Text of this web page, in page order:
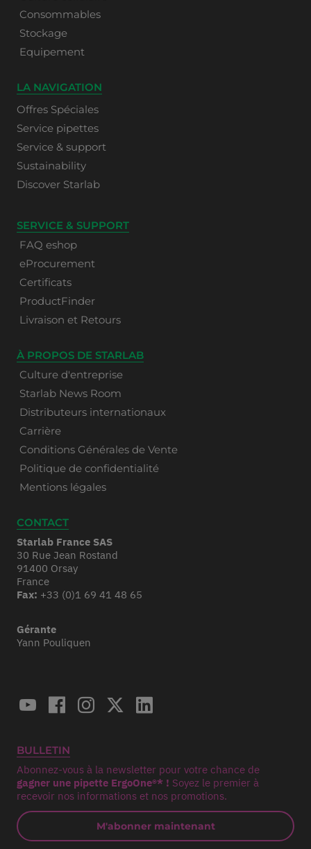
Consommables
Stockage
Equipement
LA NAVIGATION
Offres Spéciales
Service pipettes
Service & support
Sustainability
Discover Starlab
SERVICE & SUPPORT
FAQ eshop
eProcurement
Certificats
ProductFinder
Livraison et Retours
À PROPOS DE STARLAB
Culture d'entreprise
Starlab News Room
Distributeurs internationaux
Carrière
Conditions Générales de Vente
Politique de confidentialité
Mentions légales
CONTACT
Starlab France SAS
30 Rue Jean Rostand
91400 Orsay
France
Fax: +33 (0)1 69 41 48 65
Gérante
Yann Pouliquen
BULLETIN
Abonnez-vous à la newsletter pour votre chance de
gagner une pipette ErgoOne®* ! Soyez le premier à
recevoir nos informations et nos promotions.
M'abonner maintenant